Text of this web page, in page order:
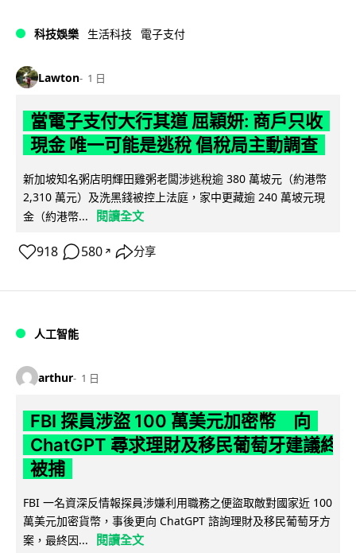
科技娛樂 生活科技 電子支付
Lawton 1 日
當電子支付大行其道 屈穎妍: 商戶只收
現金 唯一可能是逃稅 倡稅局主動調查
新加坡知名粥店明輝田雞粥老闆涉逃稅逾 380 萬坡元（約港幣
2,310 萬元）及洗黑錢被控上法庭，家中更藏逾 240 萬坡元現
金（約港幣...
閱讀全文
918 580 ↗ 分享
人工智能
arthur 1 日
FBI 探員涉盜 100 萬美元加密幣 向
ChatGPT 尋求理財及移民葡萄牙建議終
被捕
FBI 一名資深反情報探員涉嫌利用職務之便盜取敵對國家近 100
萬美元加密貨幣，事後更向 ChatGPT 諮詢理財及移民葡萄牙方
案，最終因...
閱讀全文